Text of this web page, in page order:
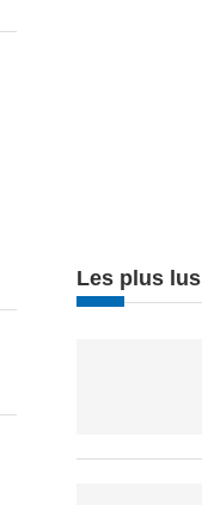
Les plus lus